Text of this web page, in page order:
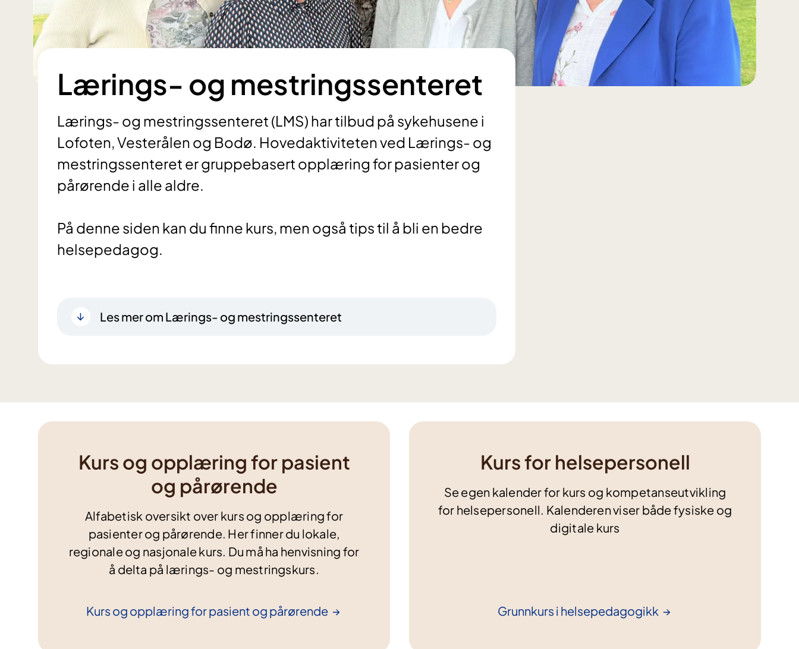
Lærings- og mestringssenteret
Lærings- og mestringssenteret (LMS) har tilbud på sykehusene i
Lofoten, Vesterålen og Bodø. Hovedaktiviteten ved Lærings- og
mestringssenteret er gruppebasert opplæring for pasienter og
pårørende i alle aldre.
På denne siden kan du finne kurs, men også tips til å bli en bedre
helsepedagog.
Les mer om Lærings- og mestringssenteret
Kurs og opplæring for pasient
og pårørende
Alfabetisk oversikt over kurs og opplæring for
pasienter og pårørende. Her finner du lokale,
regionale og nasjonale kurs. Du må ha henvisning for
å delta på lærings- og mestringskurs.
Kurs og opplæring for pasient og pårørende
Kurs for helsepersonell
Se egen kalender for kurs og kompetanseutvikling
for helsepersonell. Kalenderen viser både fysiske og
digitale kurs
Grunnkurs i helsepedagogikk